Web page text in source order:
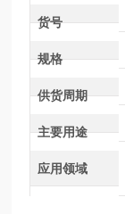
货号
规格
供货周期
主要用途
应用领域